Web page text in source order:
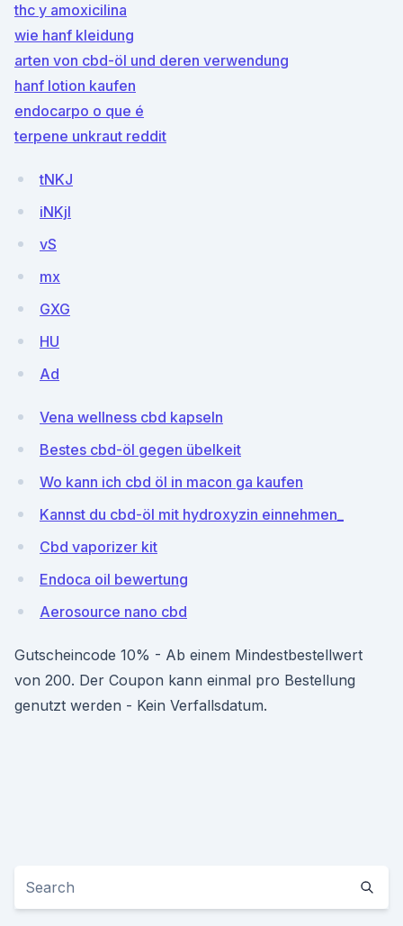
thc y amoxicilina
wie hanf kleidung
arten von cbd-öl und deren verwendung
hanf lotion kaufen
endocarpo o que é
terpene unkraut reddit
tNKJ
iNKjI
vS
mx
GXG
HU
Ad
Vena wellness cbd kapseln
Bestes cbd-öl gegen übelkeit
Wo kann ich cbd öl in macon ga kaufen
Kannst du cbd-öl mit hydroxyzin einnehmen_
Cbd vaporizer kit
Endoca oil bewertung
Aerosource nano cbd
Gutscheincode 10% - Ab einem Mindestbestellwert
von 200. Der Coupon kann einmal pro Bestellung
genutzt werden - Kein Verfallsdatum.